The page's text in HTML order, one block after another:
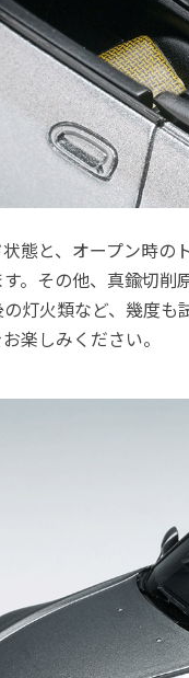
態と、オープン時
。その他、真鍮切
灯火類など、幾度
楽しみください。